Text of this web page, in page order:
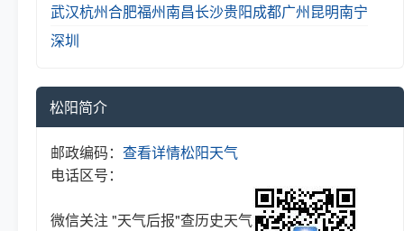
武汉杭州合肥福州南昌长沙贵阳成都广州昆明南宁
深圳
松阳简介
邮政编码：
电话区号：
查看详情松阳天气
微信关注 "天气后报"查历史天气